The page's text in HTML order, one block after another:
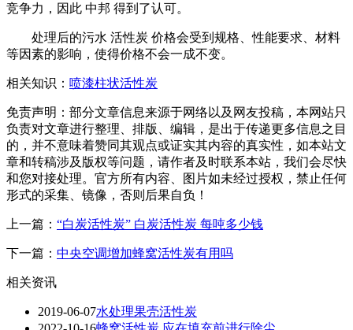
竞争力，因此 中邦 得到了认可。
处理后的污水 活性炭 价格会受到规格、性能要求、材料
等因素的影响，使得价格不会一成不变。
相关知识： 喷漆柱状活性炭
免责声明：部分文章信息来源于网络以及网友投稿，本网站只
负责对文章进行整理、排版、编辑，是出于传递更多信息之目
的，并不意味着赞同其观点或证实其内容的真实性，如本站文
章和转稿涉及版权等问题，请作者及时联系本站，我们会尽快
和您对接处理。官方所有内容、图片如未经过授权，禁止任何
形式的采集、镜像，否则后果自负！
上一篇： “白炭活性炭” 白炭活性炭 每吨多少钱
下一篇： 中央空调增加蜂窝活性炭有用吗
相关资讯
2019-06-07水处理果壳活性炭